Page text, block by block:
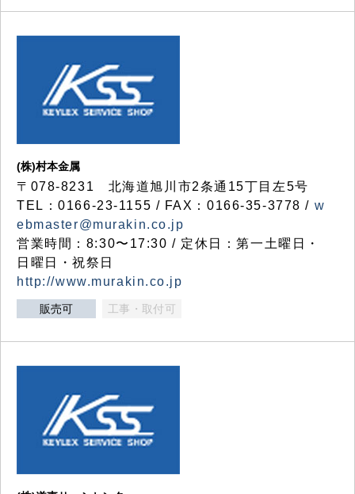
(株)村本金属
〒078-8231 北海道旭川市2条通15丁目左5号
TEL：0166-23-1155 / FAX：0166-35-3778 / w
ebmaster@murakin.co.jp
営業時間：8:30〜17:30 / 定休日：第一土曜日・
日曜日・祝祭日
http://www.murakin.co.jp
販売可 工事・取付可